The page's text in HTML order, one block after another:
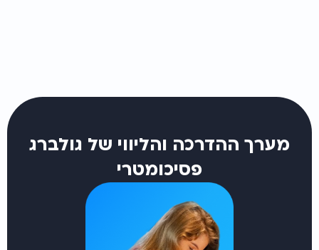
מערך ההדרכה והליווי של גולברג
פסיכומטרי